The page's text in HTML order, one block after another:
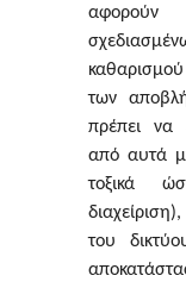
αφορούν
των
πρέπει να
από αυτά
τοξικά
του